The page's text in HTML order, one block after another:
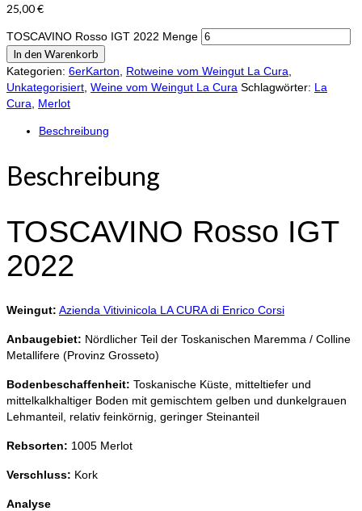
25,00€
TOSCAVINO Rosso IGT 2022 Menge
In den Warenkorb
Kategorien: 6erKarton Rotweine vom Weingut La Cura
Unkategorisiert Weine vom Weingut La Cura Schlagwörter: La
Cura
Merlot
Beschreibung
Beschreibung
TOSCAVINO Rosso IGT
2022
Weingut: Azienda Vitivinicola LA CURA di Enrico Corsi
Anbaugebiet: Nördlicher Teil der Toskanischen Maremma / Colline
Metallifere (Provinz Grosseto)
Bodenbeschaffenheit: Toskanische Küste, mitteltiefer und
mittelkalkhaltiger Boden mit gemischtem gelben und dunkelgrauen
Lehmanteil, relativ feinkörnig, geringer Steinanteil
Rebsorten: 1005 Merlot
Verschluss: Kork
Analyse